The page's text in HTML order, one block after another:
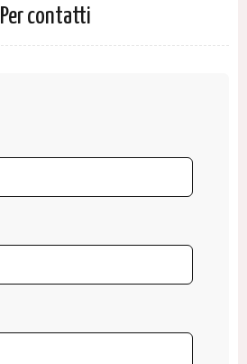
Per contatti